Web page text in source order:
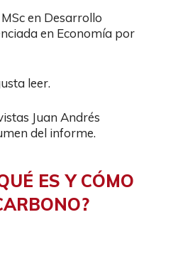
en Desarrollo
en Economía por
leer.
Juan Andrés
del informe.
ES Y CÓMO